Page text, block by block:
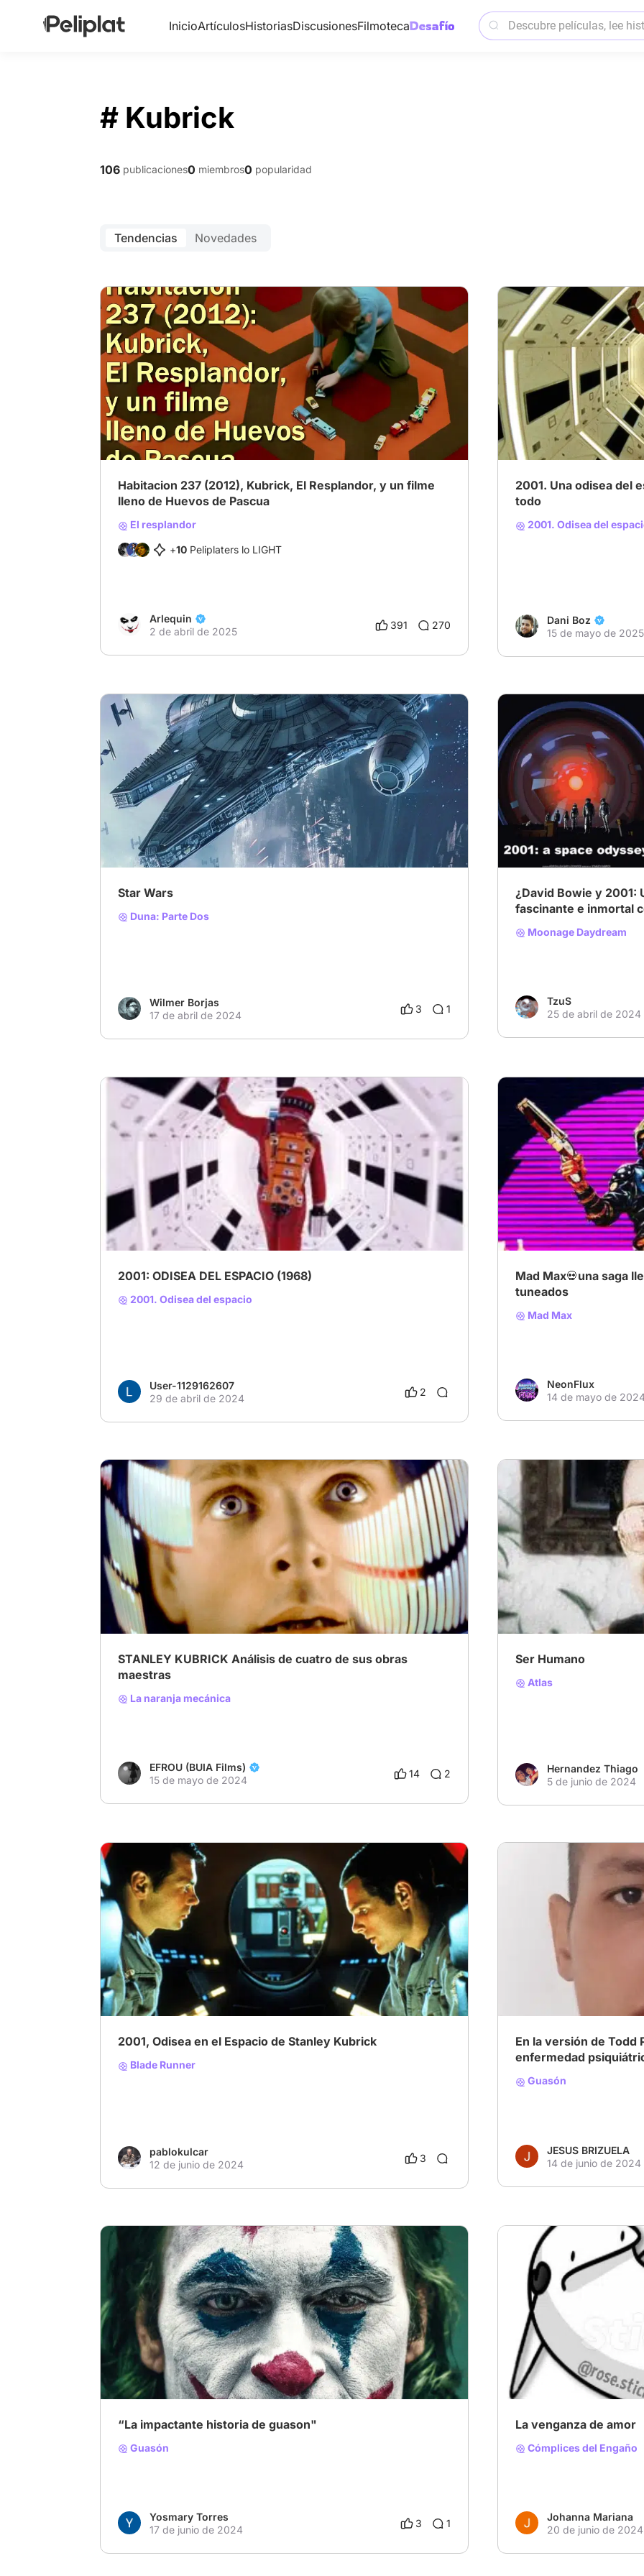
InicioArtículosHistoriasDiscusionesFilmoteca
# Kubrick
106 publicaciones0 miembros0 popularidad
Tendencias Novedades
# Los mejores "Easter eggs" del cine # Kubrick # stanley kubrick
Habitacion 237 (2012), Kubrick, El Resplandor, y un filme
lleno de Huevos de Pascua
El resplandor
+10Peliplaters lo LIGHT
Arlequin
2 de abril de 2025
391 270
# Momentos icónicos del
2001. Una odisea del
todo
2001. Odisea del
Dani Boz
15 de mayo de 2025
# Ciencia ficción # Padawan en aprendizaje # Jedi completo
Star Wars
Duna: Parte Dos
Wilmer Borjas
17 de abril de 2024
3 1
# Desafío cinéfilo:
# Ciencia ficción
¿David Bowie y 2001:
fascinante e inmortal
Moonage Daydream
TzuS
25 de abril de 2024
# Ciencia ficción # Kubrick
2001: ODISEA DEL ESPACIO (1968)
2001. Odisea del espacio
User-1129162607
29 de abril de 2024
2
# Temporada de acción
Mad Max💀una saga
tuneados
Mad Max
NeonFlux
14 de mayo de
# De culto # Kubrick
STANLEY KUBRICK Análisis de cuatro de sus obras
maestras
La naranja mecánica
EFROU (BUIA Films)
15 de mayo de 2024
14 2
# Villanos encantadores
Ser Humano
Atlas
Hernandez Thiago
5 de junio de 2024
# Villanos encantadores # Suspenso # Inteligencia Artificial
2001, Odisea en el Espacio de Stanley Kubrick
Blade Runner
pablokulcar
12 de junio de 2024
3
# Villanos encantadores
En la versión de Todd
enfermedad
Guasón
JESUS BRIZUELA
14 de junio de 2024
# Villanos encantadores # Gótico # Ciencia ficción
“La impactante historia de guason"
Guasón
Yosmary Torres
17 de junio de 2024
3 1
# Villanos encantadores
# Mejores Películas de la
La venganza de amor
Cómplices del Engaño
Johanna Mariana
20 de junio de 2024